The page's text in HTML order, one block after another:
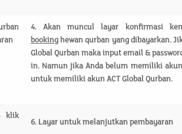
4.Akan muncul layar konfirmasi
booking hewan qurban yang dibayarkan.
Global Qurban maka input email &
in. Namun jika Anda belum memiliki
untuk memiliki akun ACT Global Qurban.
klik
6. Layar untuk melanjutkan pembayaran